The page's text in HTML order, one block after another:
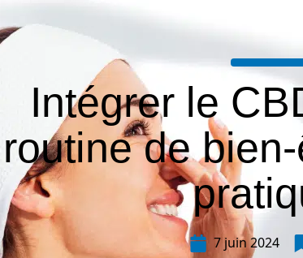
Intégrer le
routine de
7 juin 2024